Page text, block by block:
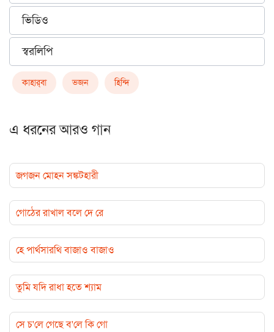
ভিডিও
স্বরলিপি
কাহার্‌বা ভজন হিন্দি
এ ধরনের আরও গান
জগজন মোহন সঙ্কটহারী
গোঠের রাখাল বলে দে রে
হে পার্থসারথি বাজাও বাজাও
তুমি যদি রাধা হতে শ্যাম
সে চ'লে গেছে ব'লে কি গো